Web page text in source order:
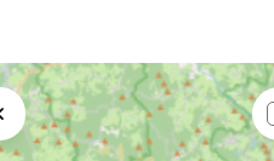
la carte